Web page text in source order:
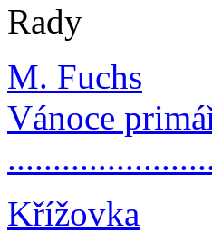
Rady
M. Fuchs
Vánoce
Křížovka